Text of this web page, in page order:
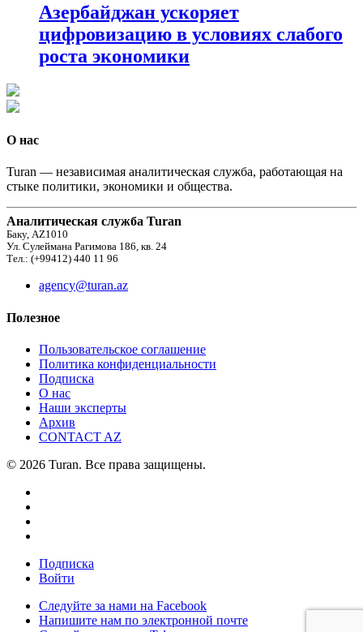
Азербайджан ускоряет
цифровизацию в условиях слабого
роста экономики
О нас
Turan — независимая аналитическая служба, работающая на
стыке политики, экономики и общества.
Аналитическая служба Turan
Баку, AZ1010
Ул. Сулеймана Рагимова 186, кв. 24
Тел.: (+99412) 440 11 96
agency@turan.az
Полезное
Пользовательское соглашение
Политика конфиденциальности
Подписка
О нас
Наши эксперты
Архив
CONTACT AZ
© 2026 Turan. Все права защищены.
Подписка
Войти
Следуйте за нами на Facebook
Напишите нам по электронной почте